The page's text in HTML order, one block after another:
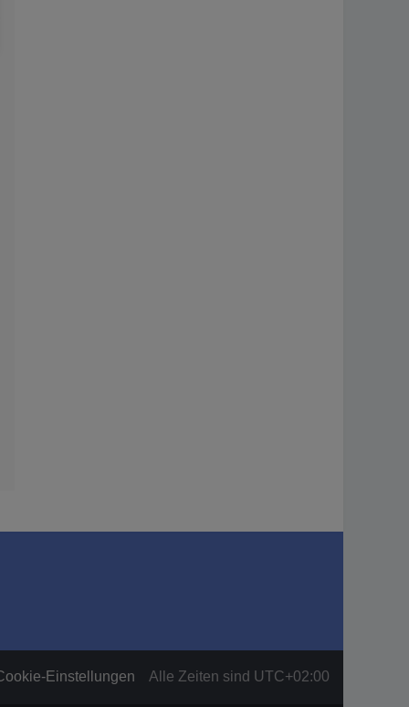
Alle Zeiten sind UTC+02:00
Einstellungen